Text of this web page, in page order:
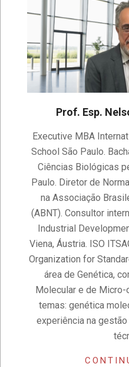
Prof. Esp.
08-
08
Executive MBA
School São Paulo.
Ciências Biológicas
Paulo. Diretor de
na Associação
(ABNT). Consultor
Industrial
Viena, Áustria. ISO
Organization for
área de Genética,
Molecular e de Micro-
temas: genética
experiência na